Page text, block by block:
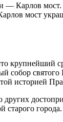
Карлов
мост
крупнейший
собор
историей